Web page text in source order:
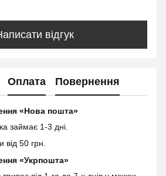
відгук
Оплата Повернення
«Нова пошта»
займає 1-3 дні.
від 50 грн.
«Укрпошта»